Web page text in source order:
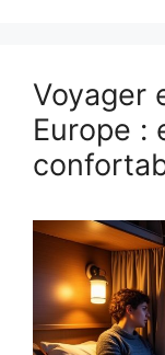
Voyager
Europe :